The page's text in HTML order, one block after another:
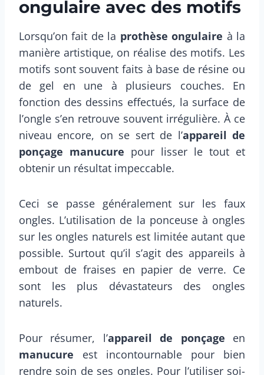
ongulaire avec des motifs
Lorsqu’on fait de la prothèse ongulaire à la
manière artistique, on réalise des motifs. Les
motifs sont souvent faits à base de résine ou
de gel en une à plusieurs couches. En
fonction des dessins effectués, la surface de
l’ongle s’en retrouve souvent irrégulière. À ce
niveau encore, on se sert de l’appareil de
ponçage manucure pour lisser le tout et
obtenir un résultat impeccable.
Ceci se passe généralement sur les faux
ongles. L’utilisation de la ponceuse à ongles
sur les ongles naturels est limitée autant que
possible. Surtout qu’il s’agit des appareils à
embout de fraises en papier de verre. Ce
sont les plus dévastateurs des ongles
naturels.
Pour résumer, l’appareil de ponçage en
manucure est incontournable pour bien
rendre soin de ses ongles. Pour l’utiliser soi-